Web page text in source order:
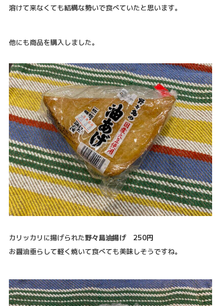
溶けて来なくても結構な勢いで食べていたと思います。
他にも商品を購入しました。
カリッカリに揚げられた野々島油揚げ 250円
お醤油垂らして軽く焼いて食べても美味しそうですね。